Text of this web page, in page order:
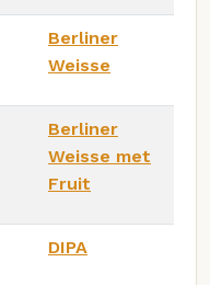
Berliner
Weisse
Berliner
Weisse met
Fruit
DIPA